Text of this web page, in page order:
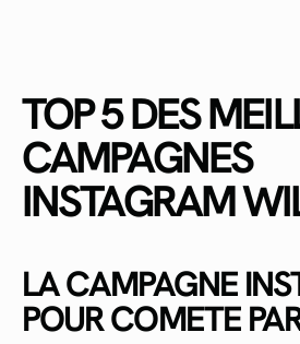
TOP 5 DES
CAMPAGNES
INSTAGRAM
LA CAMPAGNE
POUR COMETE